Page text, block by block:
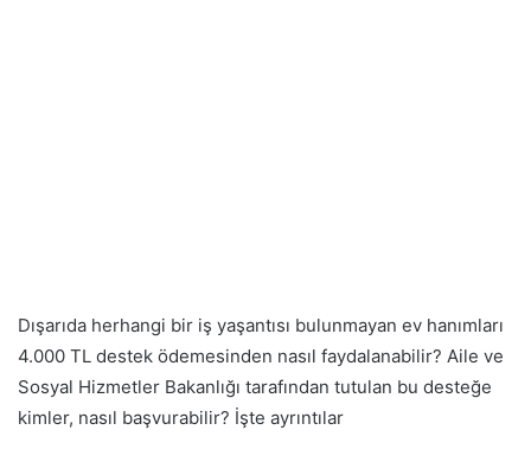
Dışarıda herhangi bir iş yaşantısı bulunmayan ev hanımları
4.000 TL destek ödemesinden nasıl faydalanabilir? Aile ve
Sosyal Hizmetler Bakanlığı tarafından tutulan bu desteğe
kimler, nasıl başvurabilir? İşte ayrıntılar